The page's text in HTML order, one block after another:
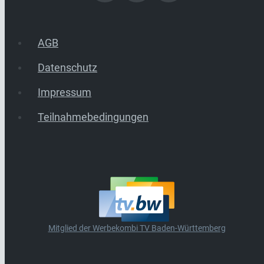
AGB
Datenschutz
Impressum
Teilnahmebedingungen
Mitglied der Werbekombi TV Baden-Württemberg